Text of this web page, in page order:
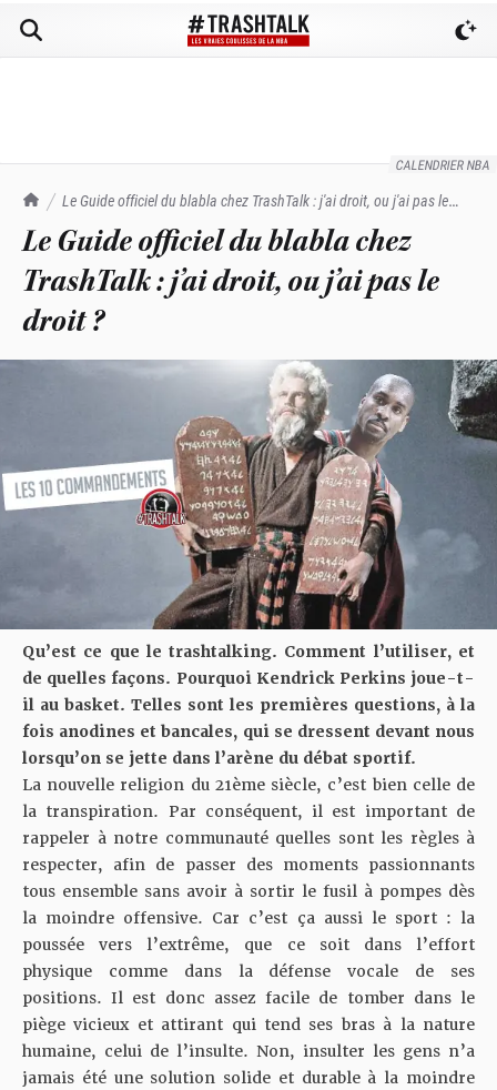
CALENDRIER NBA
TrashTalk Actu NBA
Le Guide officiel du blabla chez TrashTalk : j'ai droit, ou j'ai pas le
droit ?
Le Guide officiel du blabla chez
TrashTalk : j’ai droit, ou j’ai pas le
droit ?
Qu’est ce que le trashtalking. Comment l’utiliser, et
de quelles façons. Pourquoi Kendrick Perkins joue-t-
il au basket. Telles sont les premières questions, à la
fois anodines et bancales, qui se dressent devant nous
lorsqu’on se jette dans l’arène du débat sportif.
La nouvelle religion du 21ème siècle, c’est bien celle de
la transpiration. Par conséquent, il est important de
rappeler à notre communauté quelles sont les règles à
respecter, afin de passer des moments passionnants
tous ensemble sans avoir à sortir le fusil à pompes dès
la moindre offensive. Car c’est ça aussi le sport : la
poussée vers l’extrême, que ce soit dans l’effort
physique comme dans la défense vocale de ses
positions. Il est donc assez facile de tomber dans le
piège vicieux et attirant qui tend ses bras à la nature
humaine, celui de l’insulte. Non, insulter les gens n’a
jamais été une solution solide et durable à la moindre